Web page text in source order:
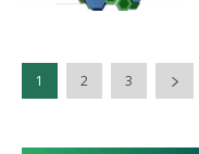
1 2 3